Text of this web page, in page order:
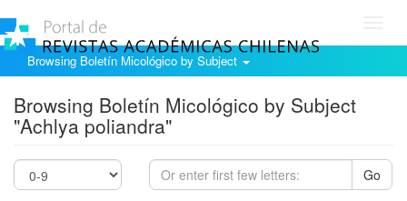
Browsing Boletín Micológico by Subject
Browsing Boletín Micológico by Subject
"Achlya poliandra"
Go